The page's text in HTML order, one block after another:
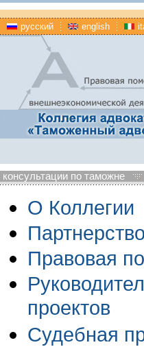
русский english
консультации по таможне
О Коллегии
Правовая
проектов
Судебная